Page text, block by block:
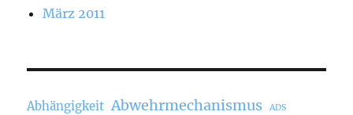
März 2011
Abhängigkeit Abwehrmechanismus ADS